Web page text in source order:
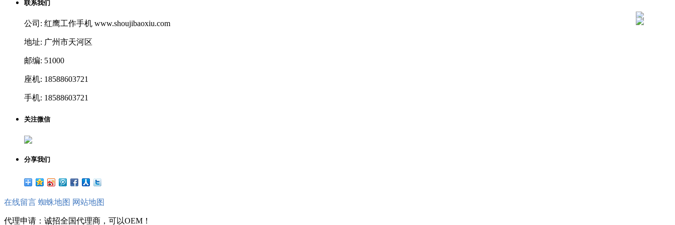
联系我们
公司: 红鹰工作手机 www.shoujibaoxiu.com
地址: 广州市天河区
邮编: 51000
座机: 18588603721
手机: 18588603721
关注微信
分享我们
在线留言 蜘蛛地图 网站地图
代理申请：诚招全国代理商，可以OEM！